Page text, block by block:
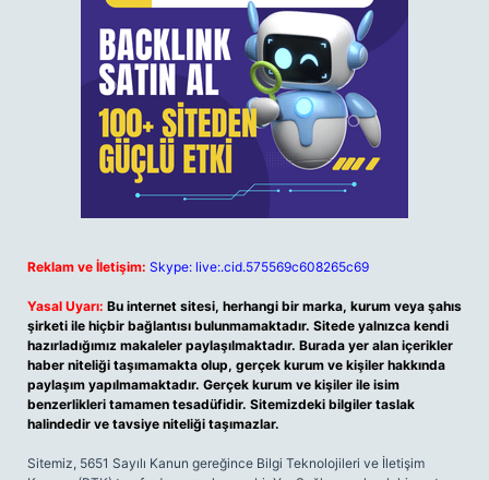
Reklam ve İletişim: Skype: live:.cid.575569c608265c69
Yasal Uyarı: Bu internet sitesi, herhangi bir marka, kurum veya şahıs
şirketi ile hiçbir bağlantısı bulunmamaktadır. Sitede yalnızca kendi
hazırladığımız makaleler paylaşılmaktadır. Burada yer alan içerikler
haber niteliği taşımamakta olup, gerçek kurum ve kişiler hakkında
paylaşım yapılmamaktadır. Gerçek kurum ve kişiler ile isim
benzerlikleri tamamen tesadüfidir. Sitemizdeki bilgiler taslak
halindedir ve tavsiye niteliği taşımazlar.
Sitemiz, 5651 Sayılı Kanun gereğince Bilgi Teknolojileri ve İletişim